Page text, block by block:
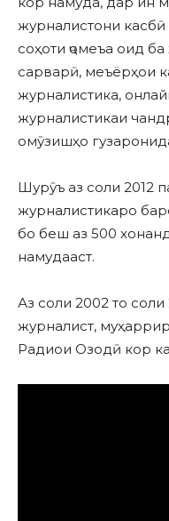
журналистони
соҳоти ҷомеъа оид
сарварӣ, меъёрҳои
журналистика,
журналистикаи
омӯзишҳо
Шурӯъ аз соли 2012
журналистикаро
бо беш аз 500
намудааст.
Аз соли 2002 то
журналист,
Радиои Озодӣ кор